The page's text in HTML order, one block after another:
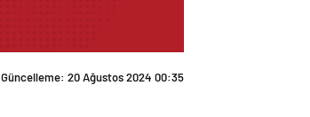
Güncelleme: 20 Ağustos 2024 00:35